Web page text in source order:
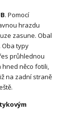
. Pomocí
hrazdu
zasune. Obal
. Oba typy
průhlednou
hned něco fotili,
na zadní straně